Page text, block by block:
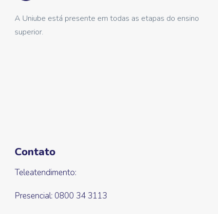
A Uniube está presente em todas as etapas do ensino
superior.
Contato
Teleatendimento:
Presencial: 0800 34 3113